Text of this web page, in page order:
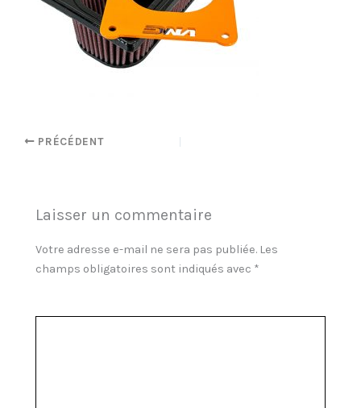
PRÉCÉDENT
Laisser un commentaire
Votre adresse e-mail ne sera pas publiée. Les
champs obligatoires sont indiqués avec *